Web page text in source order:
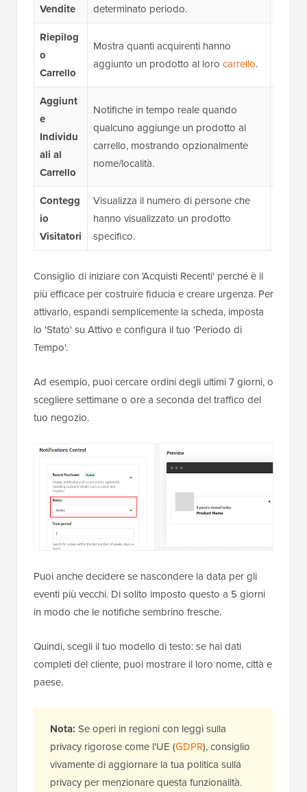
Vendite
determinato periodo.
Riepilog
o
Carrello
Mostra quanti acquirenti hanno
aggiunto un prodotto al loro carrello.
Aggiunt
e
Individu
ali al
Carrello
Notifiche in tempo reale quando
qualcuno aggiunge un prodotto al
carrello, mostrando opzionalmente
nome/località.
Contegg
io
Visitatori
Visualizza il numero di persone che
hanno visualizzato un prodotto
specifico.
Consiglio di iniziare con 'Acquisti Recenti' perché è il
più efficace per costruire fiducia e creare urgenza. Per
attivarlo, espandi semplicemente la scheda, imposta
lo 'Stato' su Attivo e configura il tuo 'Periodo di
Tempo'.
Ad esempio, puoi cercare ordini degli ultimi 7 giorni, o
scegliere settimane o ore a seconda del traffico del
tuo negozio.
Puoi anche decidere se nascondere la data per gli
eventi più vecchi. Di solito imposto questo a 5 giorni
in modo che le notifiche sembrino fresche.
Quindi, scegli il tuo modello di testo: se hai dati
completi del cliente, puoi mostrare il loro nome, città e
paese.
Nota: Se operi in regioni con leggi sulla
privacy rigorose come l'UE (GDPR), consiglio
vivamente di aggiornare la tua politica sulla
privacy per menzionare questa funzionalità.